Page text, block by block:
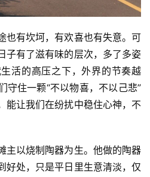
也有坎坷，有欢喜也有失意。可
子有了滋有味的层次，多了多姿
活的高压之下，外界的节奏越
守住一颗“不以物喜，不以己悲”
能让我们在纷扰中稳住心神，不
主以烧制陶器为生。他做的陶器
好处，只是平日里生意清淡，仅